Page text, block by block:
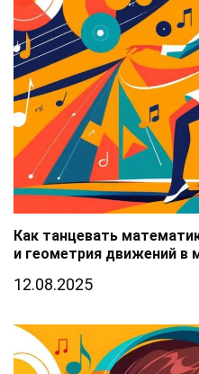
Как танцевать
и геометрия движений в
12.08.2025